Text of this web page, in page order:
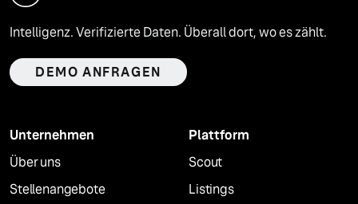
Intelligenz. Verifizierte Daten. Überall dort, wo es zählt.
DEMO ANFRAGEN
Unternehmen
Über uns
Stellenangebote
Plattform
Scout
Listings